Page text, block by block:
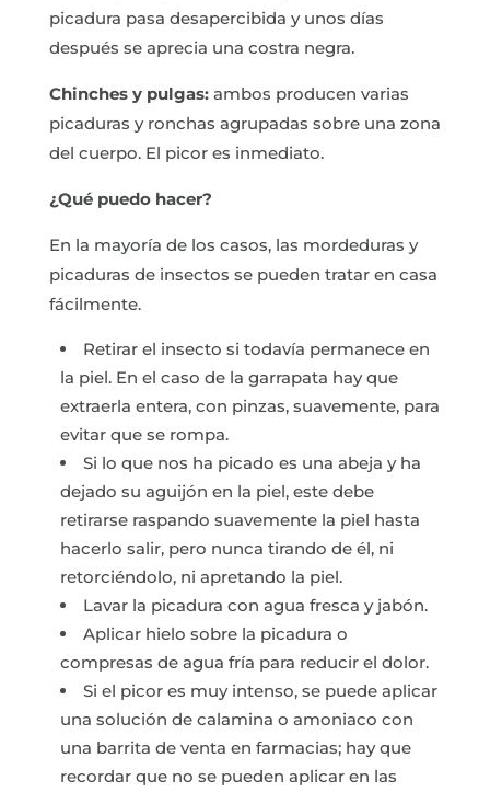
picadura pasa desapercibida y unos días
después se aprecia una costra negra.
Chinches y pulgas:ambos producen varias
picaduras y ronchas agrupadas sobre una zona
del cuerpo. El picor es inmediato.
¿Qué puedo hacer?
En la mayoría de los casos, las mordeduras y
picaduras de insectos se pueden tratar en casa
fácilmente.
Retirar el insecto si todavía permanece en
la piel. En el caso de la garrapata hay que
extraerla entera, con pinzas, suavemente, para
evitar que se rompa.
Si lo que nos ha picado es una abeja y ha
dejado su aguijón en la piel, este debe
retirarse raspando suavemente la piel hasta
hacerlo salir, pero nunca tirando de él, ni
retorciéndolo, ni apretando la piel.
Lavar la picadura con agua fresca y jabón.
Aplicar hielo sobre la picadura o
compresas de agua fría para reducir el dolor.
Si el picor es muy intenso, se puede aplicar
una solución de calamina o amoniaco con
una barrita de venta en farmacias; hay que
recordar que no se pueden aplicar en las